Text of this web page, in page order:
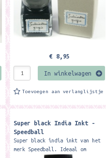
€ 8,95
In winkelwagen
Toevoegen aan verlanglijstje
Super black India Inkt -
Speedball
Super black india inkt van het
merk Speedball. Ideaal om